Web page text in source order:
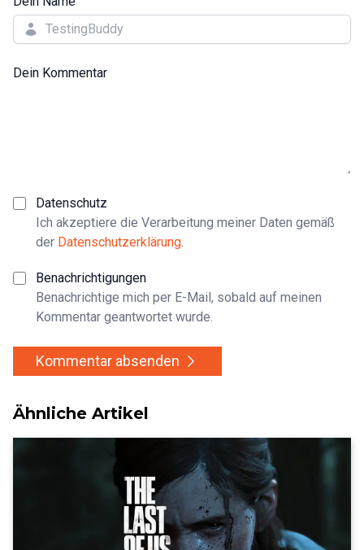
Dein Kommentar
Datenschutz
Ich akzeptiere die Verarbeitung meiner Daten gemäß
der Datenschutzerklärung.
Benachrichtigungen
Benachrichtige mich per E-Mail, sobald auf meinen
Kommentar geantwortet wurde.
Kommentar absenden
Ähnliche Artikel